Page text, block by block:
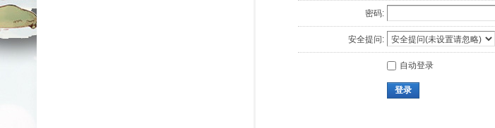
密码:
安全提问:
自动登录
登录